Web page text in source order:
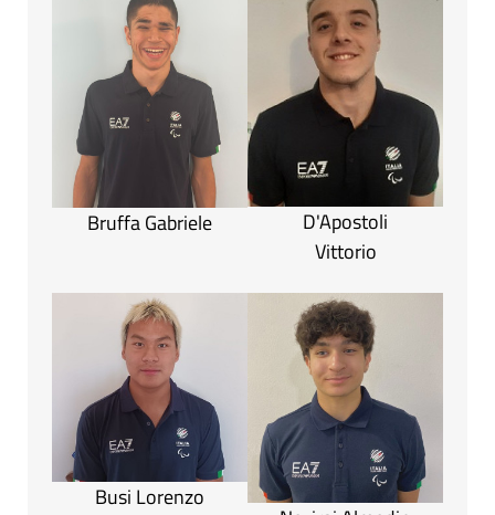
Bruffa Gabriele
D'Apostoli
Vittorio
Busi Lorenzo